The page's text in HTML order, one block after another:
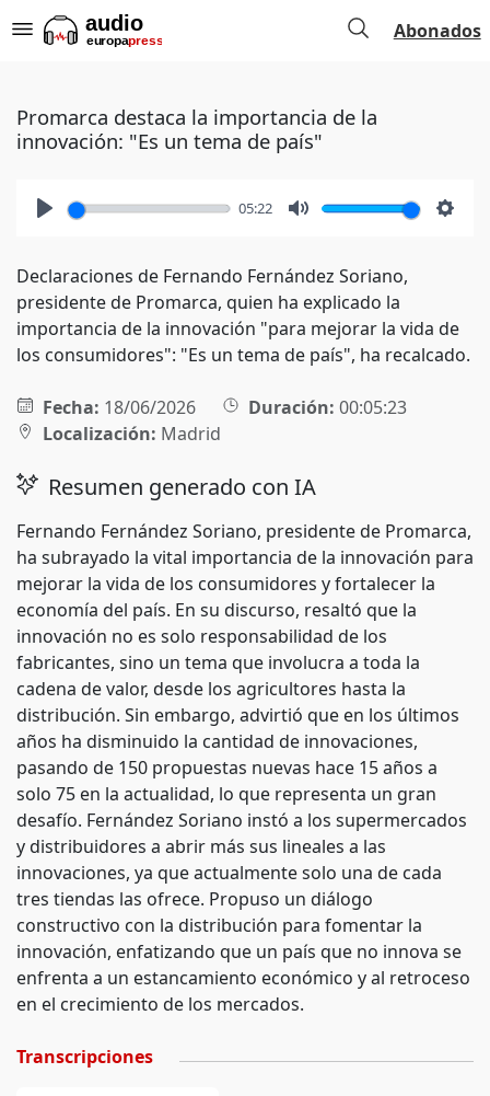
Abonados
Promarca destaca la importancia de la
innovación: "Es un tema de país"
05:22
Declaraciones de Fernando Fernández Soriano,
presidente de Promarca, quien ha explicado la
importancia de la innovación "para mejorar la vida de
los consumidores": "Es un tema de país", ha recalcado.
Fecha: 18/06/2026 Duración: 00:05:23
Localización: Madrid
Resumen generado con IA
Fernando Fernández Soriano, presidente de Promarca,
ha subrayado la vital importancia de la innovación para
mejorar la vida de los consumidores y fortalecer la
economía del país. En su discurso, resaltó que la
innovación no es solo responsabilidad de los
fabricantes, sino un tema que involucra a toda la
cadena de valor, desde los agricultores hasta la
distribución. Sin embargo, advirtió que en los últimos
años ha disminuido la cantidad de innovaciones,
pasando de 150 propuestas nuevas hace 15 años a
solo 75 en la actualidad, lo que representa un gran
desafío. Fernández Soriano instó a los supermercados
y distribuidores a abrir más sus lineales a las
innovaciones, ya que actualmente solo una de cada
tres tiendas las ofrece. Propuso un diálogo
constructivo con la distribución para fomentar la
innovación, enfatizando que un país que no innova se
enfrenta a un estancamiento económico y al retroceso
en el crecimiento de los mercados.
Transcripciones